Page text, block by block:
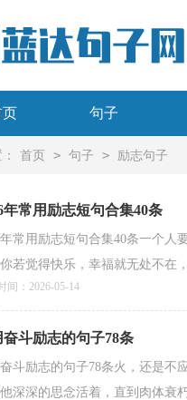
页 句子
首页 > 句子 > 励志句子
年常用励志短句合集40条
年常用励志短句合集40条一个人
若觉得快乐，幸福就无处不在
间：2026-05-14
奋斗励志的句子78条
斗励志的句子78条火，还是不
深深的思念活着，直到肉体衰